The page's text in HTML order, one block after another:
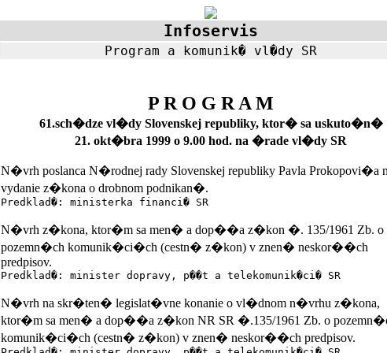
Infoservis
Program a komunik� vl�dy SR
P R O G R A M
61.sch�dze vl�dy Slovenskej republiky, ktor� sa uskuto�n�
21. okt�bra 1999 o 9.00 hod. na �rade vl�dy SR
N�vrh poslanca N�rodnej rady Slovenskej republiky Pavla Prokopovi�a
vydanie z�kona o drobnom podnikan�.
Predklad�: ministerka financi� SR
N�vrh z�kona, ktor�m sa men� a dop��a z�kon �. 135/1961 Zb. o
pozemn�ch komunik�ci�ch (cestn� z�kon) v znen� neskor��ch
predpisov.
Predklad�: minister dopravy, p��t a telekomunik�ci� SR
N�vrh na skr�ten� legislat�vne konanie o vl�dnom n�vrhu z�kona,
ktor�m sa men� a dop��a z�kon NR SR �.135/1961 Zb. o
komunik�ci�ch (cestn� z�kon) v znen� neskor��ch predpisov.